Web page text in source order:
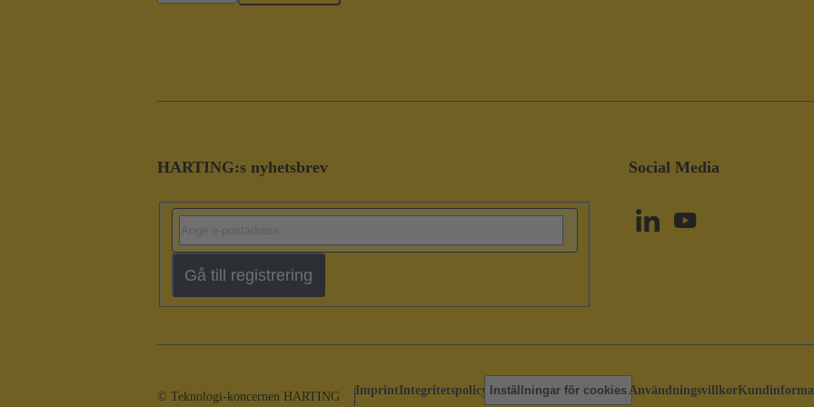
HARTING:s nyhetsbrev
Gå till registrering
Social Media
© Teknologi-koncernen HARTING ImprintIntegritetspolicy Inställningar för cookiesAnvändningsvillkor